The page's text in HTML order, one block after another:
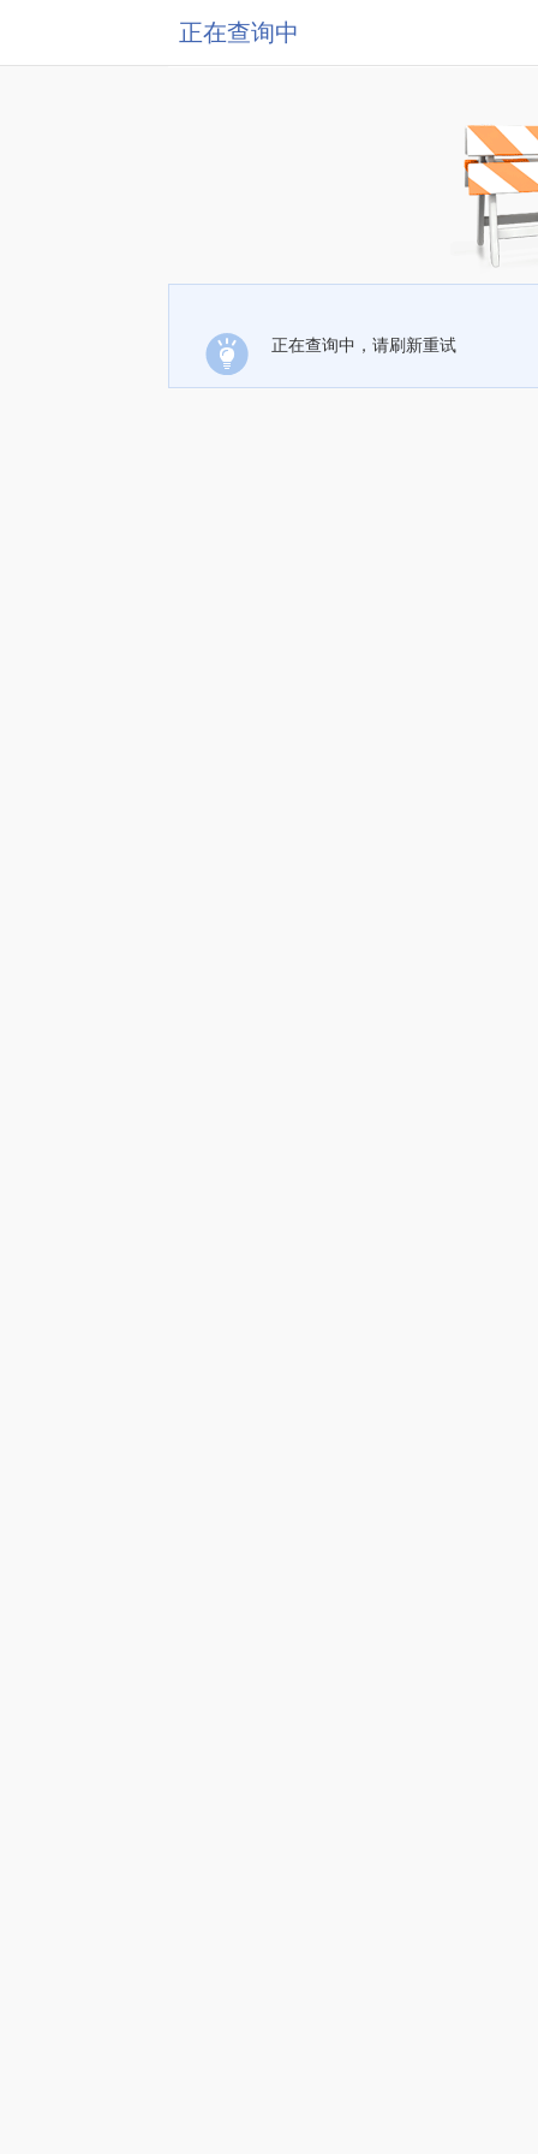
正在查询中
正在查询中，请刷新重试